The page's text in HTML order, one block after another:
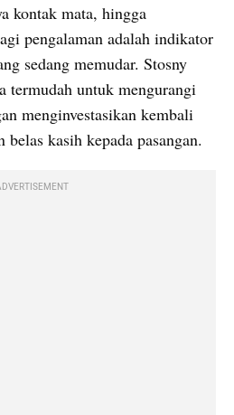
kontak mata, hingga
pengalaman adalah indikator
sedang memudar. Stosny
termudah untuk mengurangi
menginvestasikan kembali
belas kasih kepada pasangan.